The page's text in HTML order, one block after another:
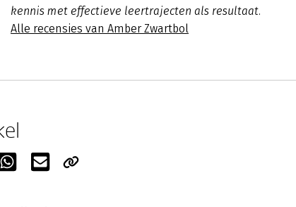
kennis met effectieve leertrajecten als resultaat.
Alle recensies van Amber Zwartbol